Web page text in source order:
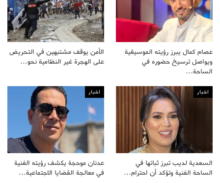
عصام كمال يبرز رؤيته الموسيقية
ويواصل ترسيخ حضوره في
الساحة…
الأمن يوقف مشتبهين في التحريض
على الهجرة غير النظامية نحو…
اخبار
السعدية لديب تبرز ثباتها في
الساحة الفنية وتؤكد أن احترام…
اخبار
عدنان موحجة يكشف رؤيته الفنية
في معالجة القضايا الاجتماعية…